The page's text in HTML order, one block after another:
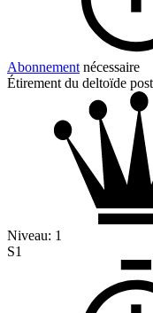
Abonnement nécessaire
Étirement du deltoïde
Niveau: 1
S1